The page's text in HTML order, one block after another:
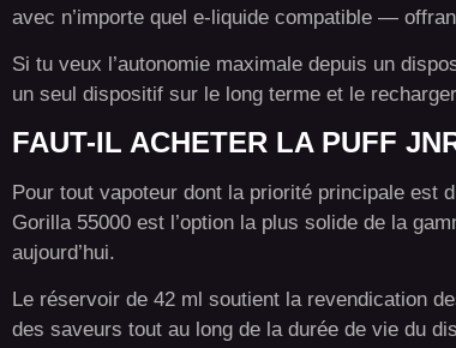
avec n’importe quel e-liquide compatible —
Si tu veux l’autonomie maximale depuis un
un seul dispositif sur le long terme et le
FAUT-IL ACHETER LA PUFF
Pour tout vapoteur dont la priorité principale est
Gorilla 55000 est l’option la plus solide de la
aujourd’hui.
Le réservoir de 42 ml soutient la revendication
des saveurs tout au long de la durée de vie du